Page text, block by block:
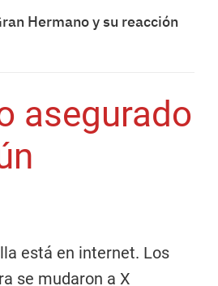
Hermano y su reacción
asegurado
está en internet. Los
se mudaron a X